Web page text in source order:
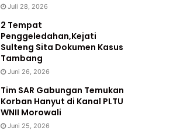
Juli 28, 2026
2 Tempat
Penggeledahan,Kejati
Sulteng Sita Dokumen Kasus
Tambang
Juni 26, 2026
Tim SAR Gabungan Temukan
Korban Hanyut di Kanal PLTU
WNII Morowali
Juni 25, 2026